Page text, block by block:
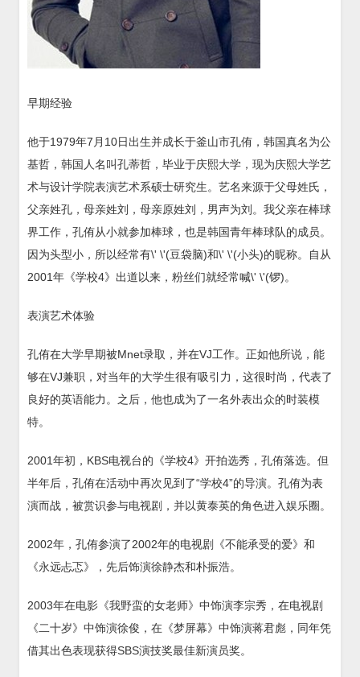
早期经验
他于1979年7月10日出生并成长于釜山市孔侑，韩国真名为公
基哲，韩国人名叫孔蒂哲，毕业于庆熙大学，现为庆熙大学艺
术与设计学院表演艺术系硕士研究生。艺名来源于父母姓氏，
父亲姓孔，母亲姓刘，母亲原姓刘，男声为刘。我父亲在棒球
界工作，孔侑从小就参加棒球，也是韩国青年棒球队的成员。
因为头型小，所以经常有\' \'(豆袋脑)和\' \'(小头)的昵称。自从
2001年《学校4》出道以来，粉丝们就经常喊\' \'(锣)。
表演艺术体验
孔侑在大学早期被Mnet录取，并在VJ工作。正如他所说，能
够在VJ兼职，对当年的大学生很有吸引力，这很时尚，代表了
良好的英语能力。之后，他也成为了一名外表出众的时装模
特。
2001年初，KBS电视台的《学校4》开拍选秀，孔侑落选。但
半年后，孔侑在活动中再次见到了“学校4”的导演。孔侑为表
演而战，被赏识参与电视剧，并以黄泰英的角色进入娱乐圈。
2002年，孔侑参演了2002年的电视剧《不能承受的爱》和
《永远忐忑》，先后饰演徐静杰和朴振浩。
2003年在电影《我野蛮的女老师》中饰演李宗秀，在电视剧
《二十岁》中饰演徐俊，在《梦屏幕》中饰演蒋君彪，同年凭
借其出色表现获得SBS演技奖最佳新演员奖。